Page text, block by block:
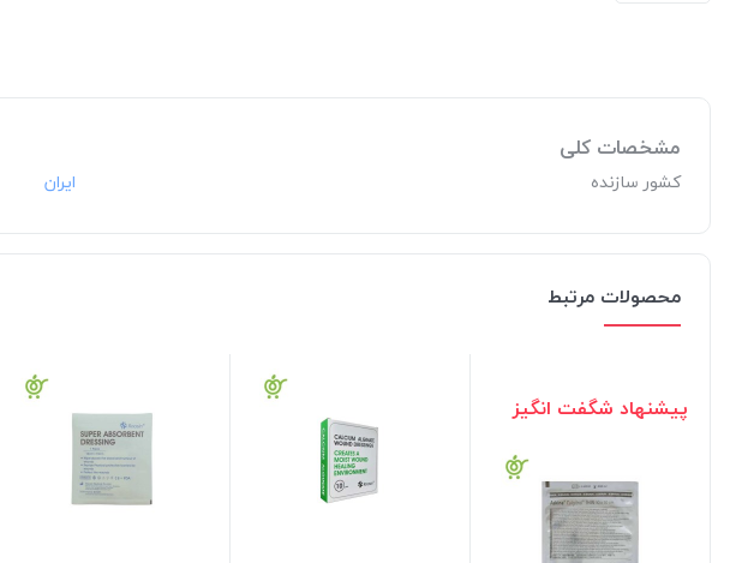
مشخصات کلی
کشور سازنده
محصولات مرتبط
پیشنهاد شگفت انگیز